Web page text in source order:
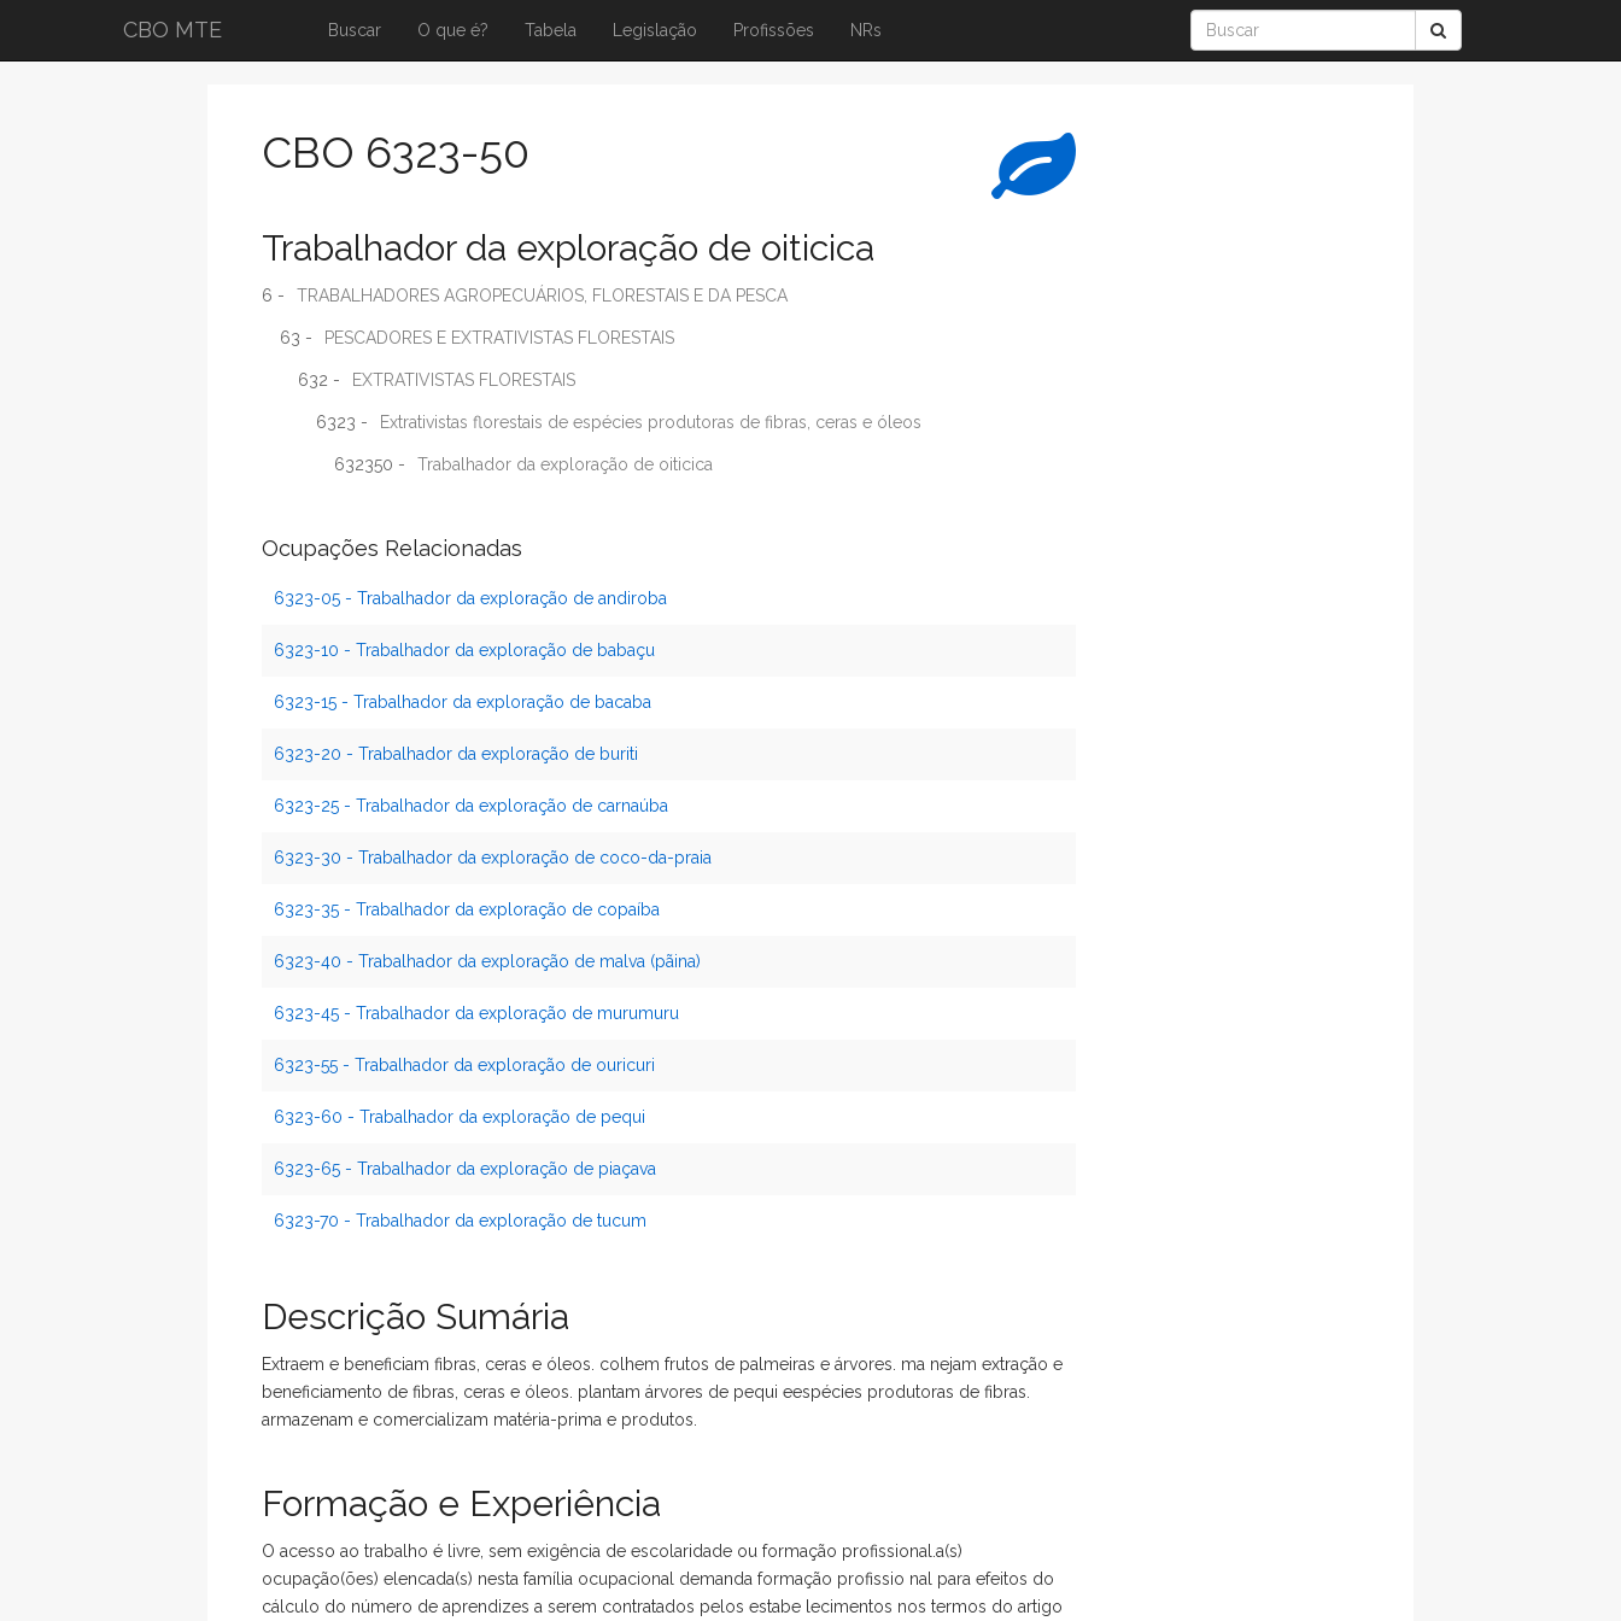
CBO MTE Buscar O que é? Tabela Legislação Profissões NRs
CBO 6323-50
Trabalhador da exploração de oiticica
6 - TRABALHADORES AGROPECUÁRIOS, FLORESTAIS E DA PESCA
63 - PESCADORES E EXTRATIVISTAS FLORESTAIS
632 - EXTRATIVISTAS FLORESTAIS
6323 - Extrativistas florestais de espécies produtoras de fibras, ceras e óleos
632350 - Trabalhador da exploração de oiticica
Ocupações Relacionadas
6323-05 - Trabalhador da exploração de andiroba
6323-10 - Trabalhador da exploração de babaçu
6323-15 - Trabalhador da exploração de bacaba
6323-20 - Trabalhador da exploração de buriti
6323-25 - Trabalhador da exploração de carnaúba
6323-30 - Trabalhador da exploração de coco-da-praia
6323-35 - Trabalhador da exploração de copaíba
6323-40 - Trabalhador da exploração de malva (pãina)
6323-45 - Trabalhador da exploração de murumuru
6323-55 - Trabalhador da exploração de ouricuri
6323-60 - Trabalhador da exploração de pequi
6323-65 - Trabalhador da exploração de piaçava
6323-70 - Trabalhador da exploração de tucum
Descrição Sumária
Extraem e beneficiam fibras, ceras e óleos. colhem frutos de palmeiras e árvores. ma nejam extração e
beneficiamento de fibras, ceras e óleos. plantam árvores de pequi eespécies produtoras de fibras.
armazenam e comercializam matéria-prima e produtos.
Formação e Experiência
O acesso ao trabalho é livre, sem exigência de escolaridade ou formação profissional.a(s)
ocupação(ões) elencada(s) nesta família ocupacional demanda formação profissio nal para efeitos do
cálculo do número de aprendizes a serem contratados pelos estabe lecimentos nos termos do artigo